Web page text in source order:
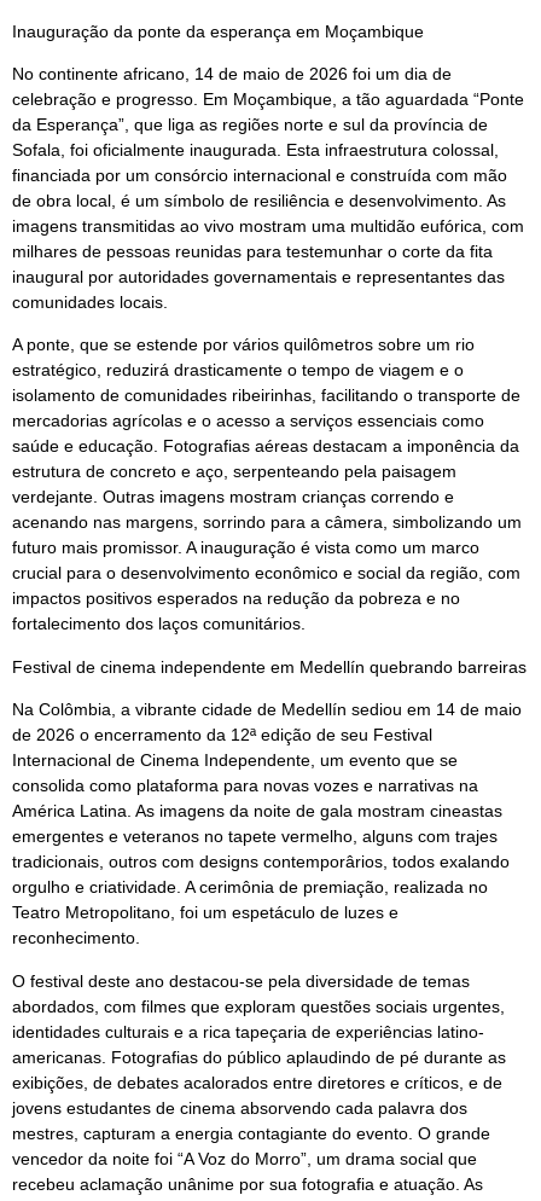
Inauguração da ponte da esperança em Moçambique
No continente africano, 14 de maio de 2026 foi um dia de
celebração e progresso. Em Moçambique, a tão aguardada “Ponte
da Esperança”, que liga as regiões norte e sul da província de
Sofala, foi oficialmente inaugurada. Esta infraestrutura colossal,
financiada por um consórcio internacional e construída com mão
de obra local, é um símbolo de resiliência e desenvolvimento. As
imagens transmitidas ao vivo mostram uma multidão eufórica, com
milhares de pessoas reunidas para testemunhar o corte da fita
inaugural por autoridades governamentais e representantes das
comunidades locais.
A ponte, que se estende por vários quilômetros sobre um rio
estratégico, reduzirá drasticamente o tempo de viagem e o
isolamento de comunidades ribeirinhas, facilitando o transporte de
mercadorias agrícolas e o acesso a serviços essenciais como
saúde e educação. Fotografias aéreas destacam a imponência da
estrutura de concreto e aço, serpenteando pela paisagem
verdejante. Outras imagens mostram crianças correndo e
acenando nas margens, sorrindo para a câmera, simbolizando um
futuro mais promissor. A inauguração é vista como um marco
crucial para o desenvolvimento econômico e social da região, com
impactos positivos esperados na redução da pobreza e no
fortalecimento dos laços comunitários.
Festival de cinema independente em Medellín quebrando barreiras
Na Colômbia, a vibrante cidade de Medellín sediou em 14 de maio
de 2026 o encerramento da 12ª edição de seu Festival
Internacional de Cinema Independente, um evento que se
consolida como plataforma para novas vozes e narrativas na
América Latina. As imagens da noite de gala mostram cineastas
emergentes e veteranos no tapete vermelho, alguns com trajes
tradicionais, outros com designs contemporârios, todos exalando
orgulho e criatividade. A cerimônia de premiação, realizada no
Teatro Metropolitano, foi um espetáculo de luzes e
reconhecimento.
O festival deste ano destacou-se pela diversidade de temas
abordados, com filmes que exploram questões sociais urgentes,
identidades culturais e a rica tapeçaria de experiências latino-
americanas. Fotografias do público aplaudindo de pé durante as
exibições, de debates acalorados entre diretores e críticos, e de
jovens estudantes de cinema absorvendo cada palavra dos
mestres, capturam a energia contagiante do evento. O grande
vencedor da noite foi “A Voz do Morro”, um drama social que
recebeu aclamação unânime por sua fotografia e atuação. As